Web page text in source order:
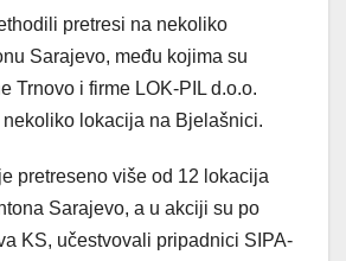
pretresi na nekoliko
Sarajevo, među kojima su
Trnovo i firme LOK-PIL d.o.o.
lokacija na Bjelašnici.
pretreseno više od 12 lokacija
Sarajevo, a u akciji su po
KS, učestvovali pripadnici SIPA-